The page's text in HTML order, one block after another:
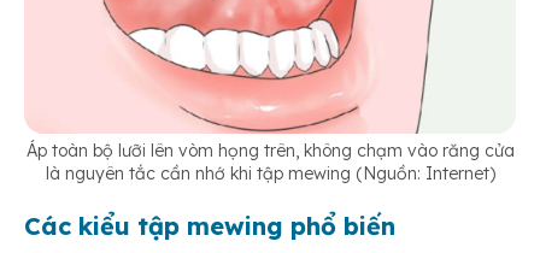
Áp toàn bộ lưỡi lên vòm họng trên, không chạm vào răng cửa
là nguyên tắc cần nhớ khi tập mewing (Nguồn: Internet)
Các kiểu tập mewing phổ biến